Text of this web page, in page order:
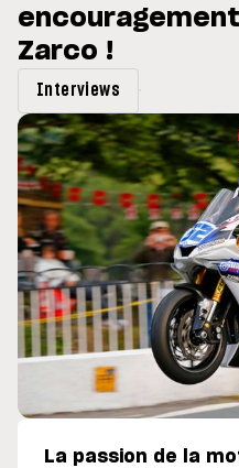
: Horaires et
du GP de Grande-
Zarco !
Interviews
La passion de la